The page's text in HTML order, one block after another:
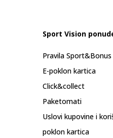
Sport Vision
Pravila
E-poklon kartica
Click&collect
Paketomati
Uslovi kupovine i
poklon kartica